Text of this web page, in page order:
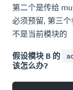
第二个是传给
必须预留, 第三
不是当前模块的
假设模块 B 的
该怎么办?